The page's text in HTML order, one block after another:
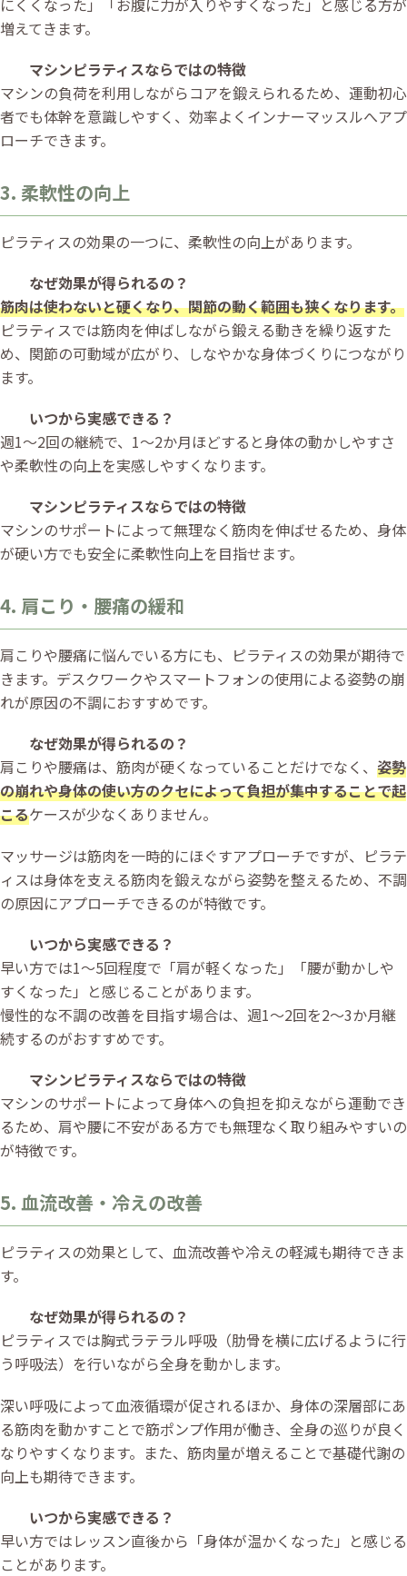
にくくなった」「お腹に力が入りやすくなった」と感じる方が
増えてきます。
マシンピラティスならではの特徴
マシンの負荷を利用しながらコアを鍛えられるため、運動初心
者でも体幹を意識しやすく、効率よくインナーマッスルへアプ
ローチできます。
3. 柔軟性の向上
ピラティスの効果の一つに、柔軟性の向上があります。
なぜ効果が得られるの？
筋肉は使わないと硬くなり、関節の動く範囲も狭くなります。
ピラティスでは筋肉を伸ばしながら鍛える動きを繰り返すた
め、関節の可動域が広がり、しなやかな身体づくりにつながり
ます。
いつから実感できる？
週1〜2回の継続で、1〜2か月ほどすると身体の動かしやすさ
や柔軟性の向上を実感しやすくなります。
マシンピラティスならではの特徴
マシンのサポートによって無理なく筋肉を伸ばせるため、身体
が硬い方でも安全に柔軟性向上を目指せます。
4. 肩こり・腰痛の緩和
肩こりや腰痛に悩んでいる方にも、ピラティスの効果が期待で
きます。デスクワークやスマートフォンの使用による姿勢の崩
れが原因の不調におすすめです。
なぜ効果が得られるの？
肩こりや腰痛は、筋肉が硬くなっていることだけでなく、 姿勢
の崩れや身体の使い方のクセによって負担が集中することで起
こるケースが少なくありません。
マッサージは筋肉を一時的にほぐすアプローチですが、ピラテ
ィスは身体を支える筋肉を鍛えながら姿勢を整えるため、不調
の原因にアプローチできるのが特徴です。
いつから実感できる？
早い方では1〜5回程度で「肩が軽くなった」「腰が動かしや
すくなった」と感じることがあります。
慢性的な不調の改善を目指す場合は、週1〜2回を2〜3か月継
続するのがおすすめです。
マシンピラティスならではの特徴
マシンのサポートによって身体への負担を抑えながら運動でき
るため、肩や腰に不安がある方でも無理なく取り組みやすいの
が特徴です。
5. 血流改善・冷えの改善
ピラティスの効果として、血流改善や冷えの軽減も期待できま
す。
なぜ効果が得られるの？
ピラティスでは胸式ラテラル呼吸（肋骨を横に広げるように行
う呼吸法）を行いながら全身を動かします。
深い呼吸によって血液循環が促されるほか、身体の深層部にあ
る筋肉を動かすことで筋ポンプ作用が働き、全身の巡りが良く
なりやすくなります。また、筋肉量が増えることで基礎代謝の
向上も期待できます。
いつから実感できる？
早い方ではレッスン直後から「身体が温かくなった」と感じる
ことがあります。